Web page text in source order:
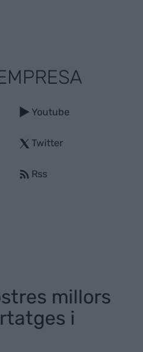
Youtube
Twitter
Rss
millors
i